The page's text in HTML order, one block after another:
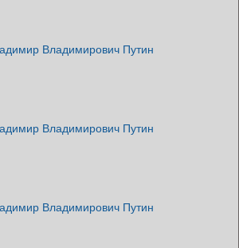
Владимирович Путин
Владимирович Путин
Владимирович Путин